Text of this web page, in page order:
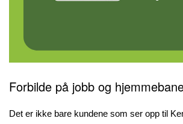
Forbilde på jobb og
Det er ikke bare kundene som ser opp til